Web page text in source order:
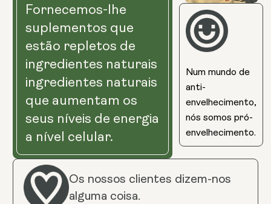
Fornecemos-lhe
suplementos que
estão repletos de
ingredientes naturais
ingredientes naturais
que aumentam os
seus níveis de energia
a nível celular.
Num mundo de
anti-
envelhecimento,
nós somos pró-
envelhecimento.
Os nossos clientes dizem-nos
alguma coisa.